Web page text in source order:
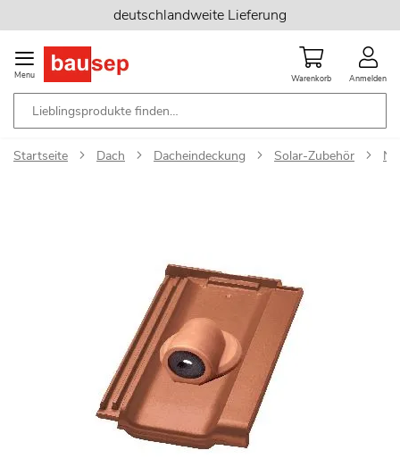
Inhalt
springen
deutschlandweite Lieferung
Menu Warenkorb Anmelden
Startseite Dach Dacheindeckung Solar-Zubehör